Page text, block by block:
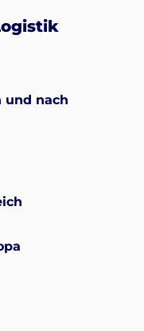
und nach